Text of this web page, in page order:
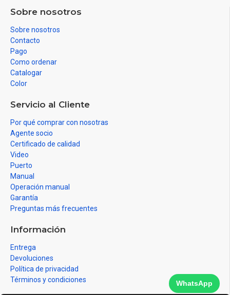
Sobre nosotros
Sobre nosotros
Contacto
Pago
Como ordenar
Catalogar
Color
Servicio al Cliente
Por qué comprar con nosotras
Agente socio
Certificado de calidad
Video
Puerto
Manual
Operación manual
Garantía
Preguntas más frecuentes
Información
Entrega
Devoluciones
Política de privacidad
Términos y condiciones
WhatsApp